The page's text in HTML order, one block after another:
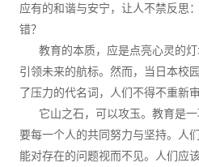
应有的和谐与安宁，让人不禁反思
错？
教育的本质，应是点亮心灵的
引领未来的航标。然而，当日本校
了压力的代名词，人们不得不重新
它山之石，可以攻玉。教育是
要每一个人的共同努力与坚持。人
能对存在的问题视而不见。人们应